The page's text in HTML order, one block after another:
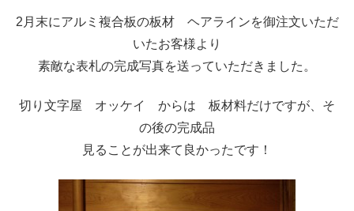
2月末にアルミ複合板の板材 ヘアラインを御注文いただ
いたお客様より
素敵な表札の完成写真を送っていただきました。
切り文字屋 オッケイ からは 板材料だけですが、そ
の後の完成品
見ることが出来て良かったです！